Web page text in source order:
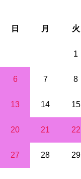
日 月 火
1
6 7 8
13 14 15
20 21 22
27 28 29